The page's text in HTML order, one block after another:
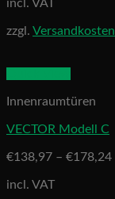
incl. VAT
zzgl. Versandkosten
Innenraumtüren
VECTOR Modell C
€138,97 – €178,24
incl. VAT